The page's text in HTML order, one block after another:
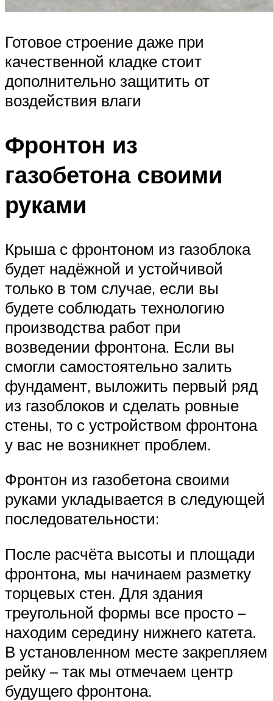
Готовое строение даже при
качественной кладке стоит
дополнительно защитить от
воздействия влаги
Фронтон из
газобетона своими
руками
Крыша с фронтоном из газоблока
будет надёжной и устойчивой
только в том случае, если вы
будете соблюдать технологию
производства работ при
возведении фронтона. Если вы
смогли самостоятельно залить
фундамент, выложить первый ряд
из газоблоков и сделать ровные
стены, то с устройством фронтона
у вас не возникнет проблем.
Фронтон из газобетона своими
руками укладывается в следующей
последовательности:
После расчёта высоты и площади
фронтона, мы начинаем разметку
торцевых стен. Для здания
треугольной формы все просто –
находим середину нижнего катета.
В установленном месте закрепляем
рейку – так мы отмечаем центр
будущего фронтона.